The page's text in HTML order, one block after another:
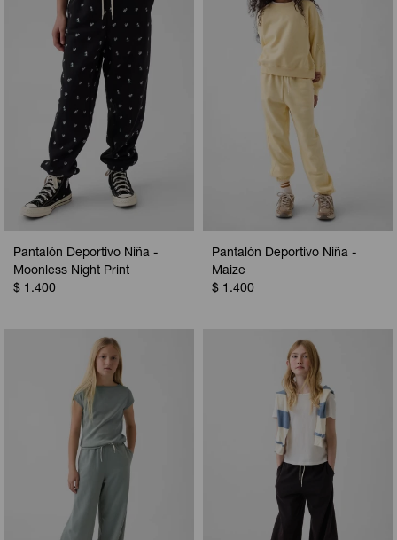
Pantalón Deportivo Niña -
Moonless Night Print
$ 1.400
Pantalón Deportivo Niña -
Maize
$ 1.400
Camperas
Musculosas
Shorts
Vestidos y polleras
Pijamas
Calzas
Camperas
Chalecos
Shorts
Ropa interior
Polos
Camperas
Chalecos
Ropa interior
Pijamas
Camperas
Pijamas
Sets
Sets